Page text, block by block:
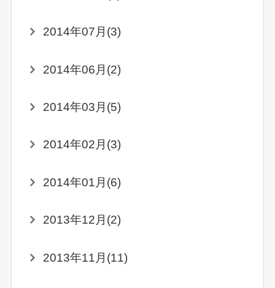
2014年07月(3)
2014年06月(2)
2014年03月(5)
2014年02月(3)
2014年01月(6)
2013年12月(2)
2013年11月(11)